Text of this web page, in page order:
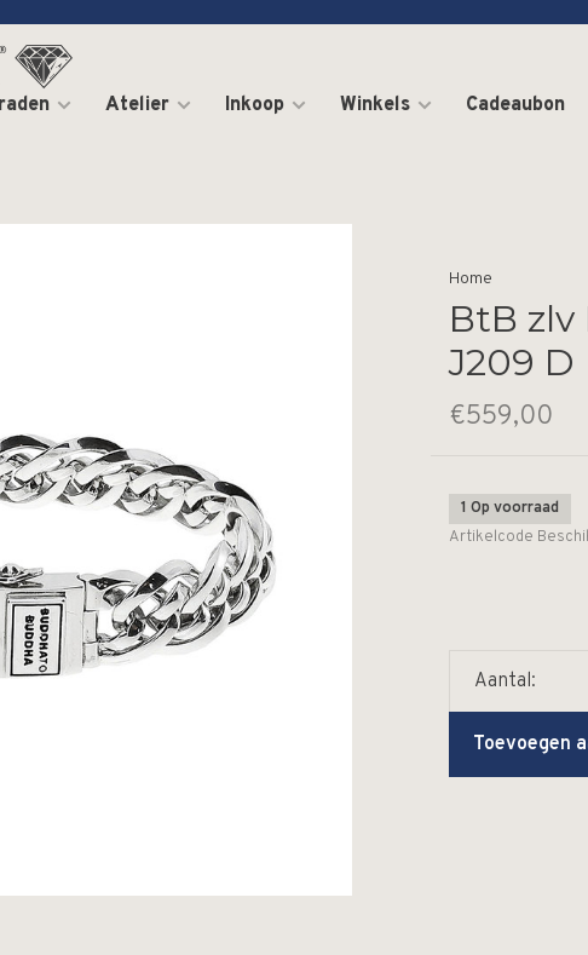
Atelier Inkoop Winkels Cadeaubon
Home
BtB
J209 D
€559,00
1 Op voorraad
Artikelcode
Aantal:
Toevoegen